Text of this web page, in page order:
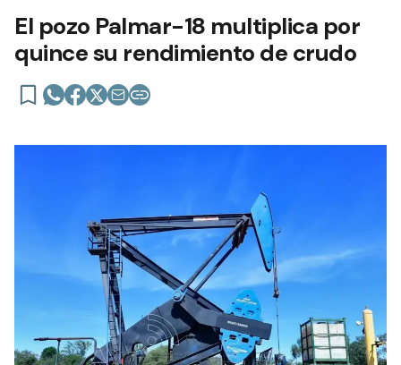
El pozo Palmar-18 multiplica por
quince su rendimiento de crudo